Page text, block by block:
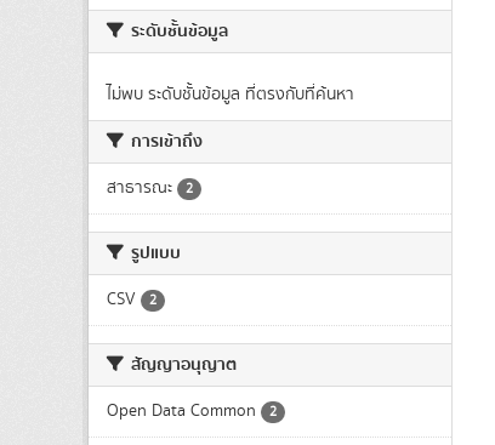
ระดับชั้นข้อมูล
ไม่พบ ระดับชั้นข้อมูล ที่ตรงกับที่ค้นหา
การเข้าถึง
สาธารณะ 2
รูปแบบ
CSV 2
สัญญาอนุญาต
Open Data Common 2